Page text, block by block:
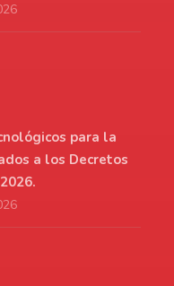
para la
a los Decretos